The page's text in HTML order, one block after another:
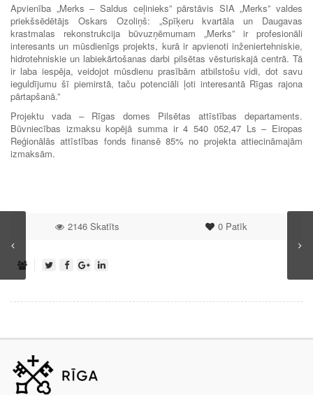
Apvienība „Merks – Saldus ceļinieks” pārstāvis SIA „Merks” valdes
priekšsēdētājs Oskars Ozoliņš: „Spīķeru kvartāla un Daugavas
krastmalas rekonstrukcija būvuzņēmumam „Merks” ir profesionāli
interesants un mūsdienīgs projekts, kurā ir apvienoti inženiertehniskie,
hidrotehniskie un labiekārtošanas darbi pilsētas vēsturiskajā centrā. Tā
ir laba iespēja, veidojot mūsdienu prasībām atbilstošu vidi, dot savu
ieguldījumu šī piemirstā, taču potenciāli ļoti interesantā Rīgas rajona
pārtapšanā.”
Projektu vada – Rīgas domes Pilsētas attīstības departaments.
Būvniecības izmaksu kopējā summa ir 4 540 052,47 Ls – Eiropas
Reģionālās attīstības fonds finansē 85% no projekta attiecināmajām
izmaksām.
0Patīk
2146 Skatīts